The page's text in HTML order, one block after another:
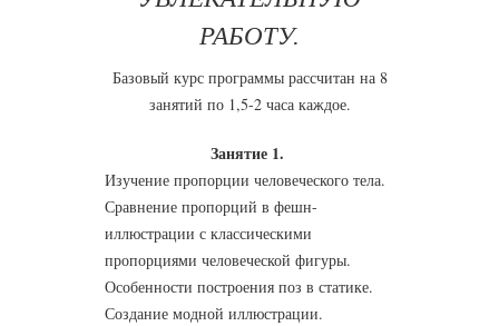
РАБОТУ.
Базовый курс программы рассчитан на 8
занятий по 1,5-2 часа каждое.
Занятие 1.
Изучение пропорции человеческого тела.
Сравнение пропорций в фешн-
иллюстрации с классическими
пропорциями человеческой фигуры.
Особенности построения поз в статике.
Создание модной иллюстрации.